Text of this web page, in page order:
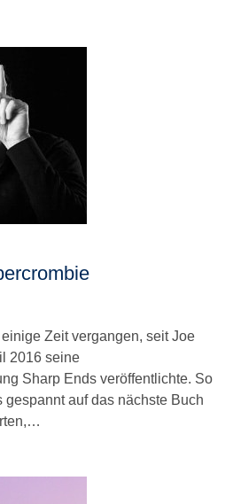
Zeit vergangen, seit Joe
2016 seine
Sharp Ends veröffentlichte. So
gespannt auf das nächste Buch